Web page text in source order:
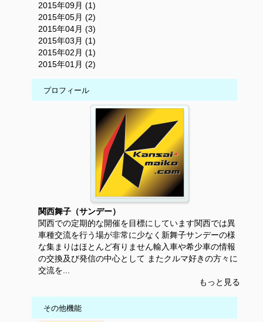
2015年09月 (1)
2015年05月 (2)
2015年04月 (3)
2015年03月 (1)
2015年02月 (1)
2015年01月 (2)
プロフィール
関西舞子（サンデー）
関西での定期的な開催を目標にしています関西では異
車種交流を行う場が非常に少なく新舞子サンデーの様
な集まりはほとんど有りません輸入車や希少車の情報
の交換及び発信の中心として またクルマ好きの方々に
交流を...
もっと見る
その他機能